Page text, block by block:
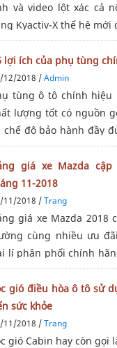
và video lột xác cả
Kyactiv-X thế hệ mới
lợi ích của phụ tùng
12/2018 /Admin
tùng ô tô chính
lượng tốt có nguồn
chế độ bảo hành đầy
ai cũng biết. Nhưng
chưa chú ý đến.
giá xe Mazda
11-2018
11/2018 /Trang
giá xe Mazda
cùng nhiều ưu
lí phân phối chính
hot nhất trên thị
CX-5, Mazda BT-
gió điều hòa ô tô sử
sức khỏe
11/2018 /Trang
gió Cabin hay còn gọi